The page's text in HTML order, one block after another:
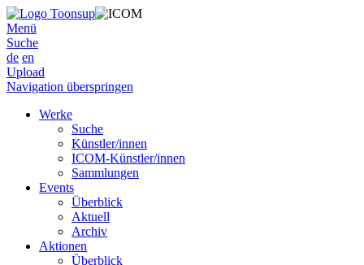
Menü
Suche
de en
Upload
Navigation überspringen
Werke
Suche
Künstler/innen
ICOM-Künstler/innen
Sammlungen
Events
Überblick
Aktuell
Archiv
Aktionen
Überblick